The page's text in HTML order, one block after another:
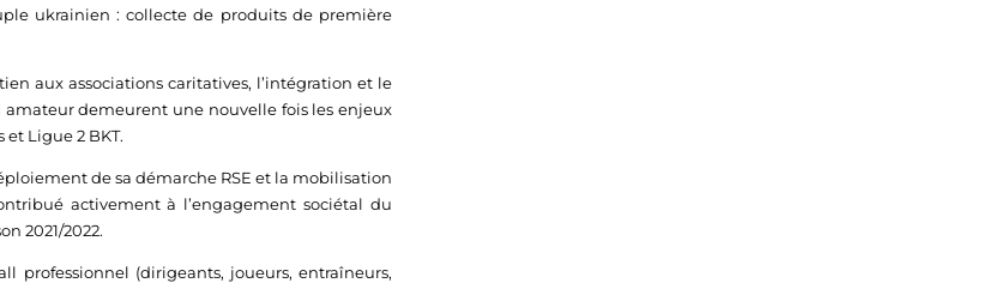
ukrainien : collecte de produits de première
aux associations caritatives, l’intégration et le
demeurent une nouvelle fois les enjeux
Ligue 2 BKT.
de sa démarche RSE et la mobilisation
activement à l’engagement sociétal du
2021/2022.
professionnel (dirigeants, joueurs, entraîneurs,